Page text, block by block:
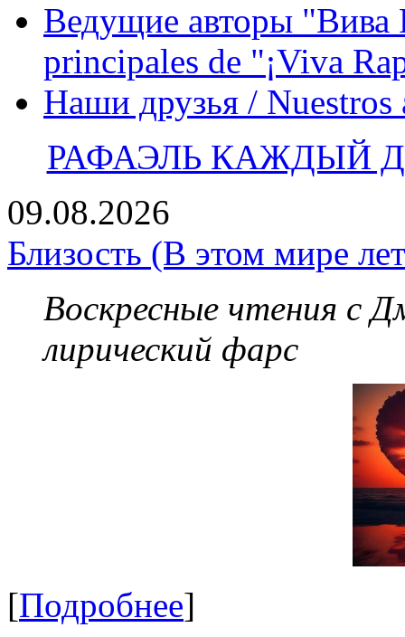
Ведущие авторы "Вива
principales de "¡Viva
Наши друзья / Nuestros
РАФАЭЛЬ КАЖДЫЙ
09.08.2026
Близость (В этом мире
Воскресные чтения с
лирический фарс
[Подробнее]